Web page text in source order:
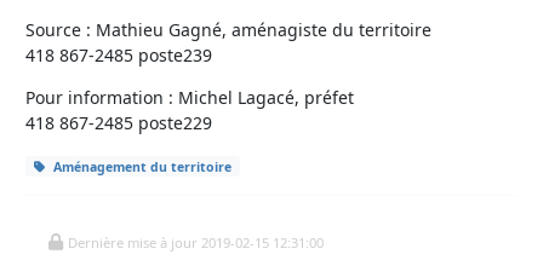
Source : Mathieu Gagné, aménagiste du territoire
418 867-2485 poste239
Pour information : Michel Lagacé, préfet
418 867-2485 poste229
Aménagement du territoire
Dernière mise à jour 2019-02-15 12:31:00